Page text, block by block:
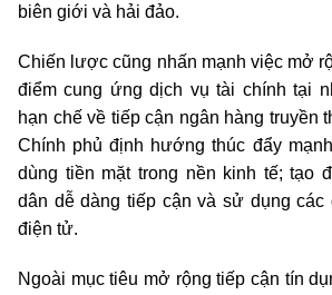
biên giới và hải đảo.
Chiến lược cũng nhấn mạnh việc mở
điểm cung ứng dịch vụ tài chính tại
hạn chế về tiếp cận ngân hàng truyền
Chính phủ định hướng thúc đẩy
dùng tiền mặt trong nền kinh tế; tạo
dân dễ dàng tiếp cận và sử dụng các
điện tử.
Ngoài mục tiêu mở rộng tiếp cận tín